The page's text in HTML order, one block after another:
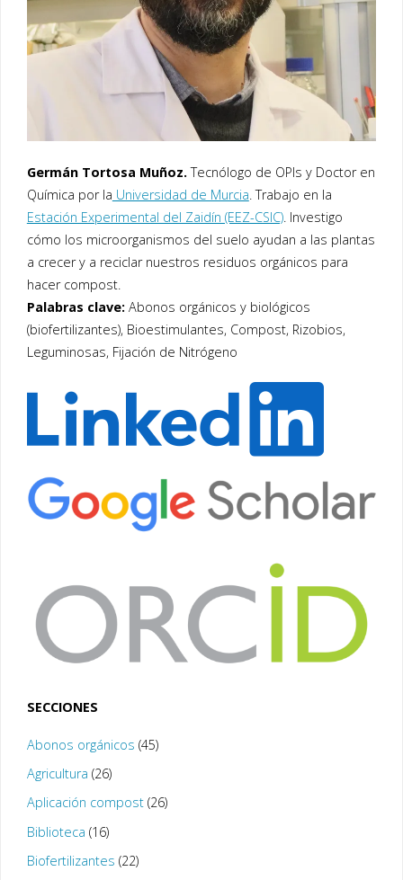
Germán Tortosa Muñoz.Tecnólogo de OPIs y Doctor en
Química por la Universidad de Murcia . Trabajo en la
Estación Experimental del Zaidín (EEZ-CSIC). Investigo
cómo los microorganismos del suelo ayudan a las plantas
a crecer y a reciclar nuestros residuos orgánicos para
hacer compost.
Palabras clave:Abonos orgánicos y biológicos
(biofertilizantes), Bioestimulantes, Compost, Rizobios,
Leguminosas, Fijación de Nitrógeno
SECCIONES
Abonos orgánicos (45)
Agricultura (26)
Aplicación compost(26)
Biblioteca (16)
Biofertilizantes (22)